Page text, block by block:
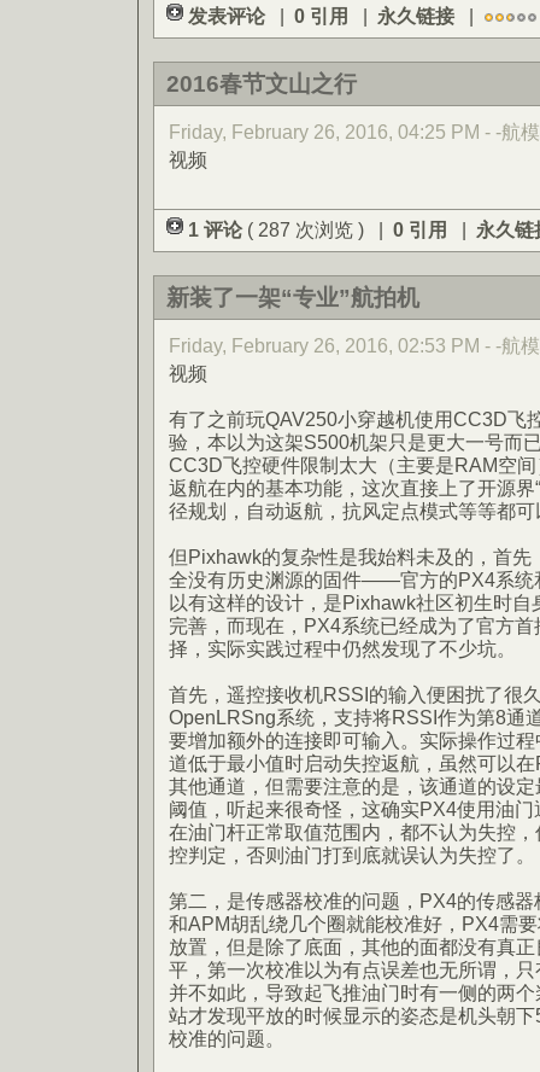
发表评论 | 0 引用 | 永久链接 |
2016春节文山之行
Friday, February 26, 2016, 04:25 PM - -航模
视频
1 评论 ( 287 次浏览 ) | 0 引用 | 永久链
新装了一架“专业”航拍机
Friday, February 26, 2016, 02:53 PM - -航模
视频
有了之前玩QAV250小穿越机使用CC3D飞
验，本以为这架S500机架只是更大一号而
CC3D飞控硬件限制太大（主要是RAM空
返航在内的基本功能，这次直接上了开源界
径规划，自动返航，抗风定点模式等等都
但Pixhawk的复杂性是我始料未及的，首
全没有历史渊源的固件——官方的PX4系统
以有这样的设计，是Pixhawk社区初生时
完善，而现在，PX4系统已经成为了官方
择，实际实践过程中仍然发现了不少坑。
首先，遥控接收机RSSI的输入便困扰了很
OpenLRSng系统，支持将RSSI作为第8通
要增加额外的连接即可输入。实际操作过
道低于最小值时启动失控返航，虽然可以
其他通道，但需要注意的是，该通道的设
阈值，听起来很奇怪，这确实PX4使用油
在油门杆正常取值范围内，都不认为失控
控判定，否则油门打到底就误认为失控了。
第二，是传感器校准的问题，PX4的传感
和APM胡乱绕几个圈就能校准好，PX4需
放置，但是除了底面，其他的面都没有真
平，第一次校准以为有点误差也无所谓，
并不如此，导致起飞推油门时有一侧的两
站才发现平放的时候显示的姿态是机头朝
校准的问题。